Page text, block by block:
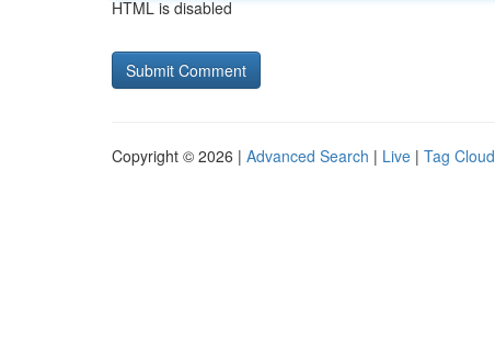
HTML is disabled
Copyright © 2026 | Advanced Search | Live | Tag Cloud